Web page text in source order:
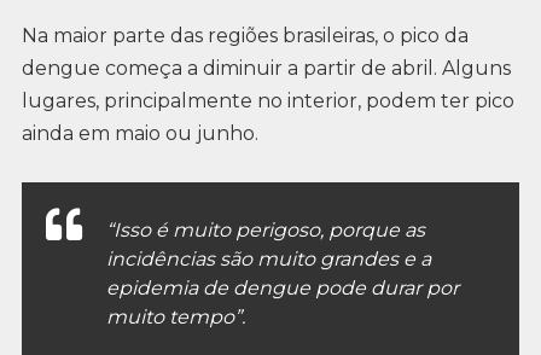
Na maior parte das regiões brasileiras, o pico da
dengue começa a diminuir a partir de abril. Alguns
lugares, principalmente no interior, podem ter pico
ainda em maio ou junho.
“Isso é muito perigoso, porque as
incidências são muito grandes e a
epidemia de dengue pode durar por
muito tempo”.